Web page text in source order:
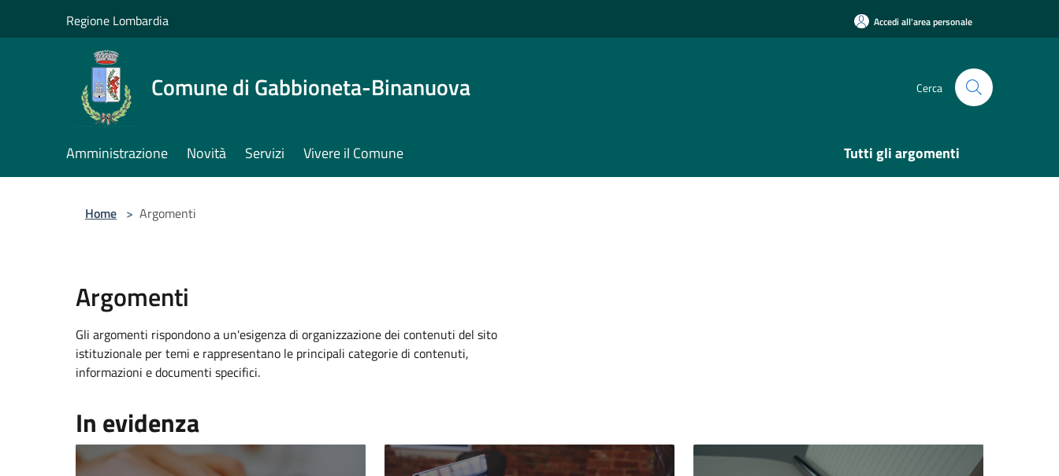
Regione Lombardia Accedi all'area personale
Comune di Gabbioneta-Binanuova Cerca
Amministrazione Novità Servizi Vivere il Comune Tutti gli argomenti
Home > Argomenti
Argomenti
Gli argomenti rispondono a un'esigenza di organizzazione dei contenuti del sito
istituzionale per temi e rappresentano le principali categorie di contenuti,
informazioni e documenti specifici.
In evidenza